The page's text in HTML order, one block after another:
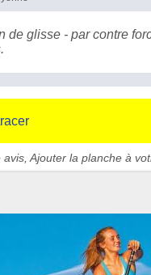
de glisse - par contre
Ajouter la planche à